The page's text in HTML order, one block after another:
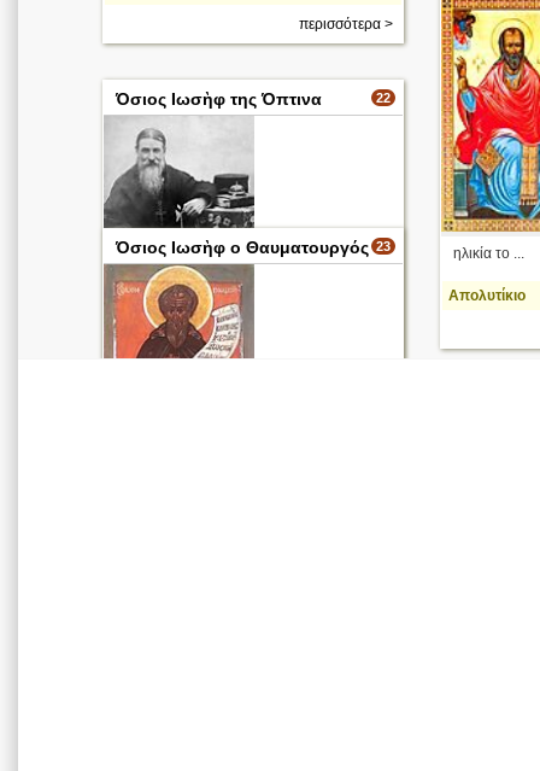
περισσότερα >
ηλικία το ...
Απολυτίκιο
22
Όσιος Ιωσὴφ της Όπτινα
Όσιος Ιωσὴφ της
Όπτινα
23
Όσιος Ιωσὴφ ο Θαυματουργός